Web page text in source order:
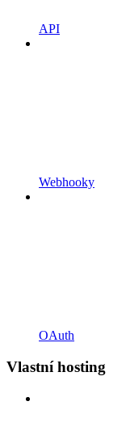
API
Webhooky
OAuth
Vlastní hosting